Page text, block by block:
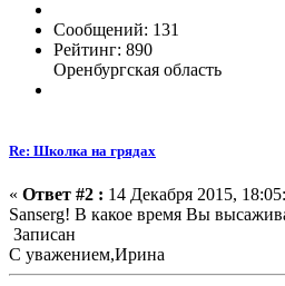
Сообщений: 131
Рейтинг: 890
Оренбургская область
Re: Школка на грядах
« Ответ #2 : 14 Декабря 2015,
Sanserg! В какое время Вы
Записан
С уважением,Ирина